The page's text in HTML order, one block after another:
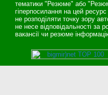
тематики "Резюме" або
гіперпосилання на цей
не розподіляти точку зору
не несе відповідальності за
вакансії чи резюме